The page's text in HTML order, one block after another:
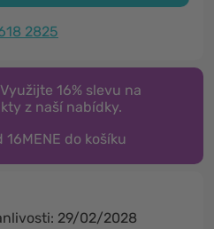
2825
16% slevu na
z naší nabídky.
16MENE do košíku
29/02/2028